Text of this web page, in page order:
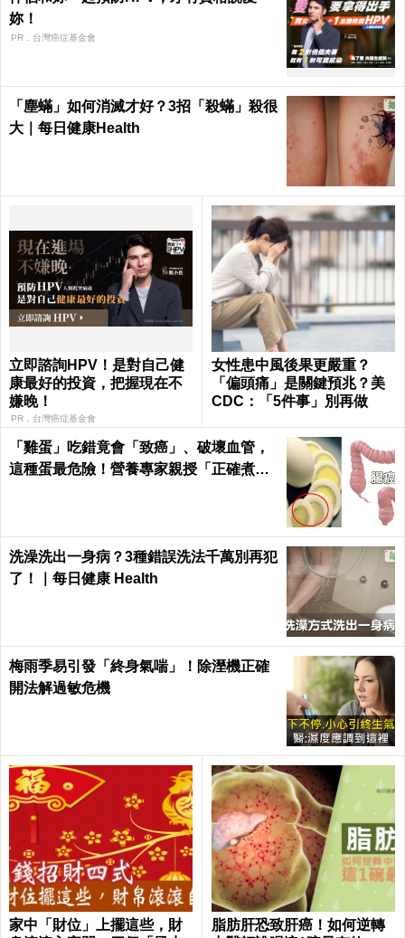
妳！
PR．台灣癌症基金會
「塵蟎」如何消滅才好？3招「殺蟎」殺很
大｜每日健康Health
立即諮詢HPV！是對自己健
康最好的投資，把握現在不
嫌晚！
PR．台灣癌症基金會
女性患中風後果更嚴重？
「偏頭痛」是關鍵預兆？美
CDC：「5件事」別再做
「雞蛋」吃錯竟會「致癌」、破壞血管，
這種蛋最危險！營養專家親授「正確煮
洗澡洗出一身病？3種錯誤洗法千萬別再犯
了！｜每日健康 Health
梅雨季易引發「終身氣喘」！除溼機正確
開法解過敏危機
家中「財位」上擺這些，財
脂肪肝恐致肝癌！如何逆轉